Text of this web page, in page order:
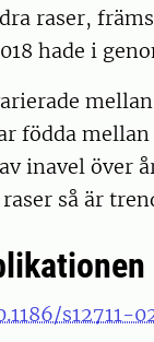
raser,
hade i
födda
inavel över
så är
s12711-